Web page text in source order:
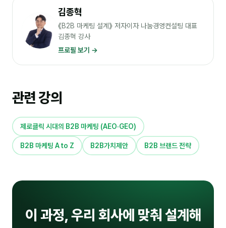
토크
AI 웹앱
등급 · 포인트
문의
공지사항
김종혁
《B2B 마케팅 설계》 저자이자 나눔경영컨설팅 대표
김종혁 강사
프로필 보기 →
관련 강의
제로클릭 시대의 B2B 마케팅 (AEO·GEO)
B2B 마케팅 A to Z B2B가치제안 B2B 브랜드 전략
이 과정, 우리 회사에 맞춰 설계해